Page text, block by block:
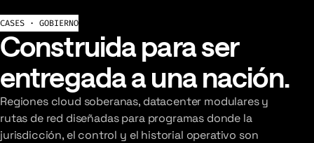
CASES · GOBIERNO
Construida para ser
entregada a una nación.
Regiones cloud soberanas, datacenter modulares y
rutas de red diseñadas para programas donde la
jurisdicción, el control y el historial operativo son